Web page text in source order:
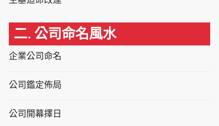
二. 公司命名風水
企業公司命名
公司鑑定佈局
公司開幕擇日